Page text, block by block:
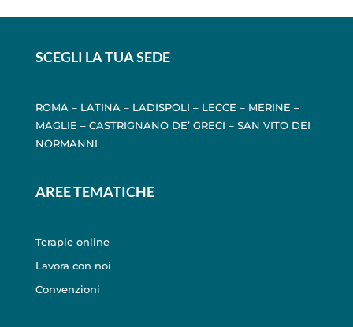
SCEGLI LA TUA SEDE
ROMA – LATINA – LADISPOLI – LECCE – MERINE –
MAGLIE – CASTRIGNANO DE’ GRECI – SAN VITO DEI
NORMANNI
AREE TEMATICHE
Terapie online
Lavora con noi
Convenzioni